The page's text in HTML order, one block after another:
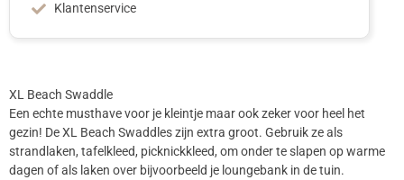
Klantenservice
XL Beach Swaddle
Een echte musthave voor je kleintje maar ook zeker voor heel het
gezin! De XL Beach Swaddles zijn extra groot. Gebruik ze als
strandlaken, tafelkleed, picknickkleed, om onder te slapen op warme
dagen of als laken over bijvoorbeeld je loungebank in de tuin.